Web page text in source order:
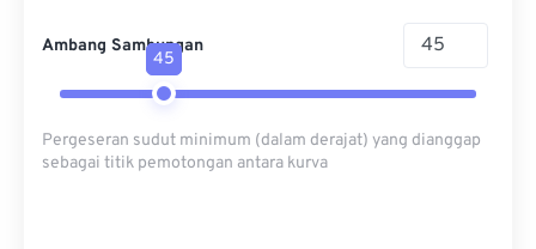
Ambang Sambungan
45
Pergeseran sudut minimum (dalam derajat) yang dianggap
sebagai titik pemotongan antara kurva